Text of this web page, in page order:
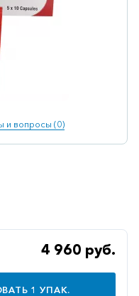
и вопросы (0)
4 960 руб.
1 УПАК.